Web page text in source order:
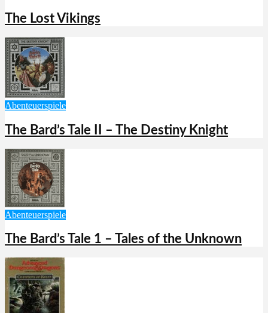
The Lost Vikings
Abenteuerspiele
The Bard’s Tale II – The Destiny Knight
Abenteuerspiele
The Bard’s Tale 1 – Tales of the Unknown